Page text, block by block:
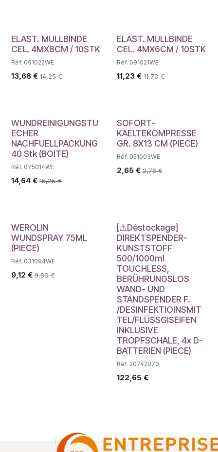
ELAST. MULLBINDE
CEL. 4MX8CM / 10STK
Réf. 091022WE
13,68 € 14,25€
ELAST. MULLBINDE
CEL. 4MX6CM / 10STK
Réf. 091021WE
11,23€ 11,70€
WUNDREINIGUNGSTU
ECHER
NACHFUELLPACKUNG
40 Stk (BOITE)
Réf. 075014WE
14,64 € 15,25€
SOFORT-
KAELTEKOMPRESSE
GR. 8X13 CM (PIECE)
Réf. 051003WE
2,65€ 2,76€
WEROLIN
WUNDSPRAY 75ML
(PIECE)
Réf. 031094WE
9,12 € 9,50€
Déstockage
[⚠Déstockage]
DIREKTSPENDER-
KUNSTSTOFF
500/1000ml
TOUCHLESS,
BERÜHRUNGSLOS
WAND- UND
STANDSPENDER F.
/DESINFEKTIOINSMIT
TEL/FLÜSSGISEIFEN
INKLUSIVE
TROPFSCHALE, 4x D-
BATTERIEN (PIECE)
Réf. 20742070
122,65€